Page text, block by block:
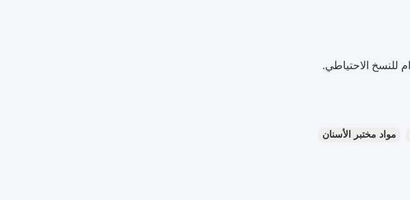
مواد مختبر الأسنان